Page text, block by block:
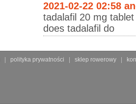
2021-02-22 02:58
tadalafil 20 mg
does tadalafil do
polityka prywatności sklep rowerowy